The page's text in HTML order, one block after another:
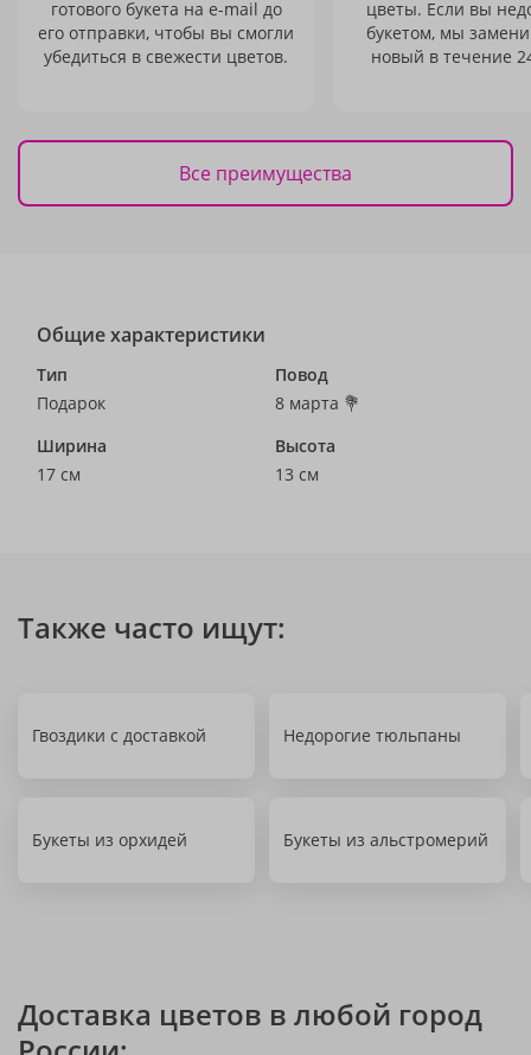
готового букета на e-mail до
его отправки, чтобы вы смогли
убедиться в свежести цветов.
цветы. Если вы
букетом, мы
новый в течение
Все преимущества
Общие характеристики
Тип
Подарок
Повод
8 марта 💐
Ширина
17 см
Высота
13 см
Также часто ищут:
Гвоздики с доставкой Недорогие тюльпаны
Букеты из орхидей Букеты из альстромерий
Доставка цветов в любой город